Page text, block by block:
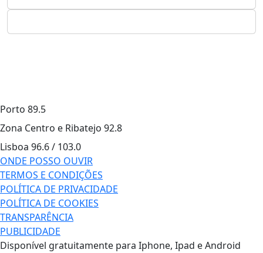
Porto 89.5
Zona Centro e Ribatejo 92.8
Lisboa 96.6 / 103.0
ONDE POSSO OUVIR
TERMOS E CONDIÇÕES
POLÍTICA DE PRIVACIDADE
POLÍTICA DE COOKIES
TRANSPARÊNCIA
PUBLICIDADE
Disponível gratuitamente para Iphone, Ipad e Android